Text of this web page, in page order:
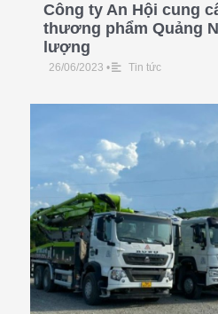
Công ty An Hội cung
thương phẩm Quảng
lượng
26/06/2023 • Tin tức